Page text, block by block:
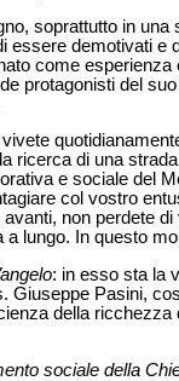
soprattutto in
essere demotivati
come
protagonisti del
ricerca di una
e sociale del
col vostro
non perdete
lungo. In questo
: in esso sta la
Giuseppe Pasini,
della
sociale della